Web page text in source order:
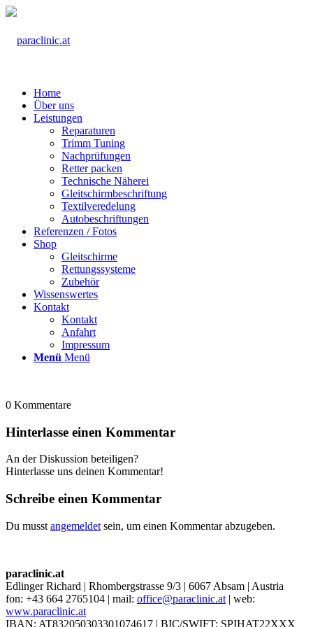
Home
Über uns
Leistungen
Reparaturen
Trimm Tuning
Nachprüfungen
Retter packen
Technische Näherei
Gleitschirmbeschriftung
Textilveredelung
Autobeschriftungen
Referenzen / Fotos
Shop
Gleitschirme
Rettungssysteme
Zubehör
Wissenswertes
Kontakt
Kontakt
Anfahrt
Impressum
Menü Menü
0 Kommentare
Hinterlasse einen Kommentar
An der Diskussion beteiligen?
Hinterlasse uns deinen Kommentar!
Schreibe einen Kommentar
Du musst angemeldet sein, um einen Kommentar abzugeben.
paraclinic.at
Edlinger Richard | Rhombergstrasse 9/3 | 6067 Absam | Austria
fon: +43 664 2765104 | mail: office@paraclinic.at | web:
www.paraclinic.at
IBAN: AT832050303301074617 | BIC/SWIFT: SPIHAT22XXX